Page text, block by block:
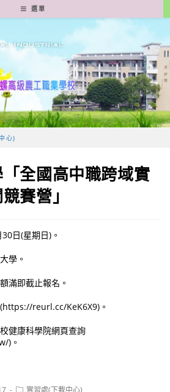
選單
心)
全國高中職跨域實
賽營」
日(星期日)。
學。
滿即截止報名。
reurl.cc/KeK6X9)。
健康科學院網頁查詢
)。
Post